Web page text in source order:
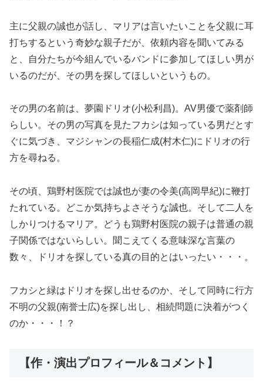
主に父親の誠也が話し、マリアは言いたいことを父親に耳
打ちするという奇妙な親子だが、依頼内容を聞いてみる
と、自分たちが今組んでいるバンドに参加してほしい男が
いるのだが、その男を探してほしいというもの。
その男の名前は、夢園ドリオ(小松利昌)。AV男優で薬剤師
らしい。その男の写真を見たフカシは知っている男だとす
ぐに気づき、マジシャンの長稲仁成(村木仁)にドリオの行
方を尋ねる。
その頃、鶏野村医院では誠也が妻の令美(高岡早紀)に鞭打
たれている。どこか気持ちよさそうな誠也。そして二人を
しかりつけるマリア。どうも鶏野村医院の親子は普通の親
子関係ではないらしい。聞こえてくる意味深な言葉の
数々、ドリオを探している真の目的とはいったい・・・。
フカシと緑はドリオを探し出せるのか、そして同時に行方
不明の父親(南誉士広)を探し出し、相続問題に決着がつく
のか・・・！？
【作・演出プロフィール＆コメント】